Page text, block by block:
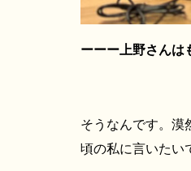
ーーー上野さんは
そうなんです。漠
頃の私に言いたい